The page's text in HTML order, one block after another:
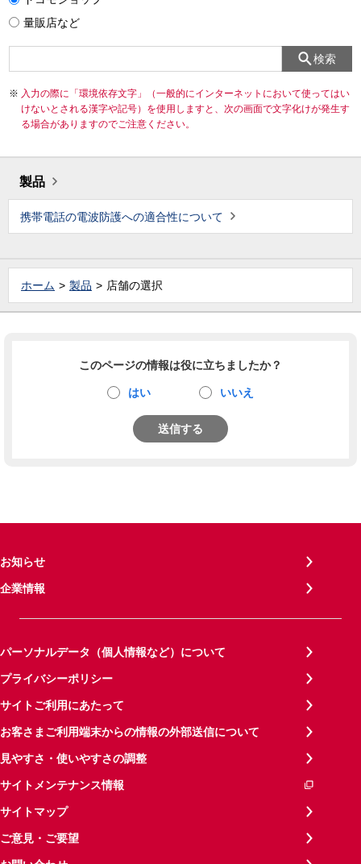
量販店など
検索
入力の際に「環境依存文字」（一般的にインターネットにおいて使ってはい
けないとされる漢字や記号）を使用しますと、次の画面で文字化けが発生す
る場合がありますのでご注意ください。
製品
携帯電話の電波防護への適合性について
ホーム 製品 店舗の選択
このページの情報は役に立ちましたか？
はい いいえ
送信する
お知らせ
企業情報
パーソナルデータ（個人情報など）について
プライバシーポリシー
サイトご利用にあたって
お客さまご利用端末からの情報の外部送信について
見やすさ・使いやすさの調整
サイトメンテナンス情報
サイトマップ
ご意見・ご要望